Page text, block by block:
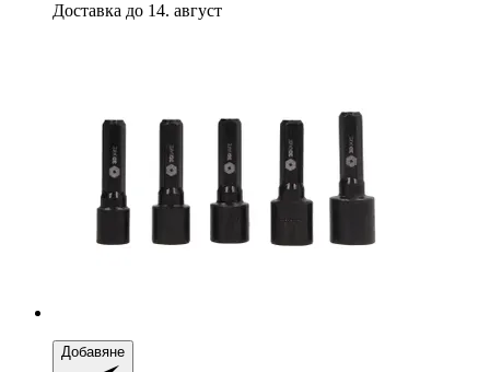
Доставка до 14. август
Добавяне